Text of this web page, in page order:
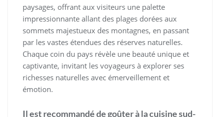
paysages, offrant aux visiteurs une palette
impressionnante allant des plages dorées aux
sommets majestueux des montagnes, en passant
par les vastes étendues des réserves naturelles.
Chaque coin du pays révèle une beauté unique et
captivante, invitant les voyageurs à explorer ses
richesses naturelles avec émerveillement et
émotion.
Il est recommandé de goûter à la cuisine sud-